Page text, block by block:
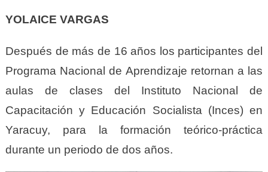
YOLAICE VARGAS
Después de más de 16 años los participantes del
Programa Nacional de Aprendizaje retornan a las
aulas de clases del Instituto Nacional de
Capacitación y Educación Socialista (Inces) en
Yaracuy, para la formación teórico-práctica
durante un periodo de dos años.